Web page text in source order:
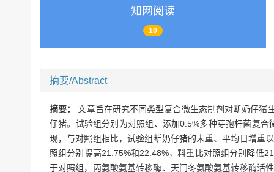
知网阅读
10
摘要/Abstract
摘要：文章旨在研究不同类型复合微生态制剂对断奶仔猪
仔猪。试验组分别为对照组、添加0.5%多种芽孢杆菌复
现，与对照组相比，试验组断奶仔猪的末重、平均日增
照组分别提高21.75%和22.48%，料重比对照组分别降低
于对照组，丙氨酸氨基转移酶、天门冬氨酸氨基转移酶